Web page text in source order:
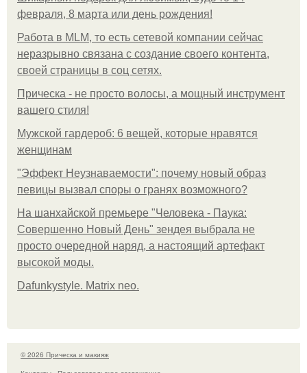
февраля, 8 марта или день рождения!
Работа в MLM, то есть сетевой компании сейчас
неразрывно связана с создание своего контента,
своей страницы в соц сетях.
Прическа - не просто волосы, а мощный инструмент
вашего стиля!
Мужской гардероб: 6 вещей, которые нравятся
женщинам
"Эффект Неузнаваемости": почему новый образ
певицы вызвал споры о гранях возможного?
На шанхайской премьере "Человека - Паука:
Совершенно Новый День" зендея выбрала не
просто очередной наряд, а настоящий артефакт
высокой моды.
Dafunkystyle. Matrix neo.
© 2026 Прическа и макияж